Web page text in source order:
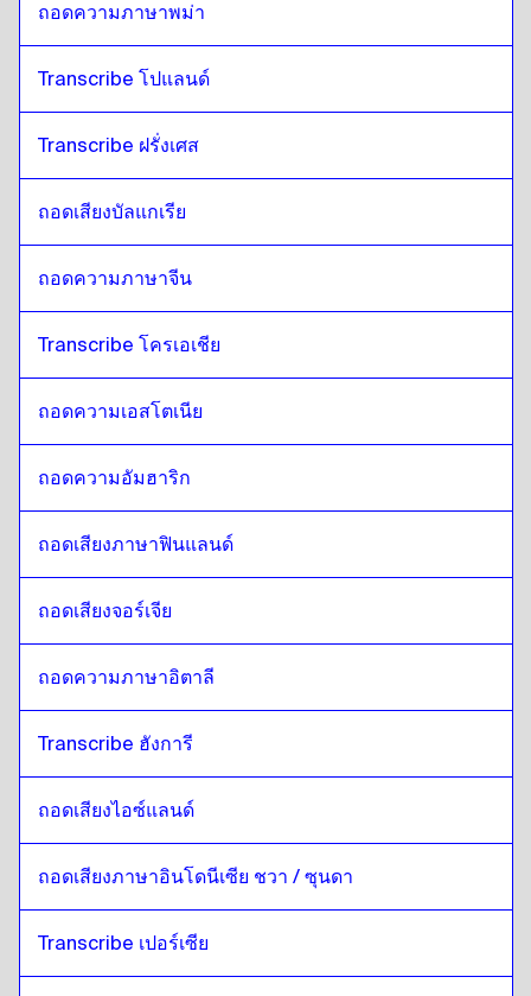
ถอดความภาษาพม่า
Transcribe โปแลนด์
Transcribe ฝรั่งเศส
ถอดเสียงบัลแกเรีย
ถอดความภาษาจีน
Transcribe โครเอเชีย
ถอดความเอสโตเนีย
ถอดความอัมฮาริก
ถอดเสียงภาษาฟินแลนด์
ถอดเสียงจอร์เจีย
ถอดความภาษาอิตาลี
Transcribe ฮังการี
ถอดเสียงไอซ์แลนด์
ถอดเสียงภาษาอินโดนีเซีย ชวา / ซุนดา
Transcribe เปอร์เซีย